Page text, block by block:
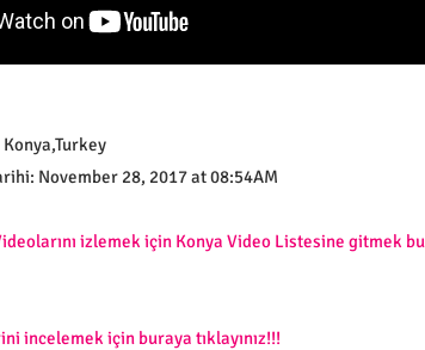
November 28, 2017 at 08:54AM
izlemek için Konya Video Listesine gitmek
incelemek için buraya tıklayınız!!!